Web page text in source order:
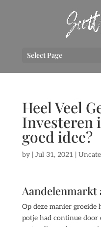
Select Page
Heel Veel
Investeren
goed idee?
by | Jul 31, 2021 |
Aandelenmarkt
Op deze manier
potje had continue